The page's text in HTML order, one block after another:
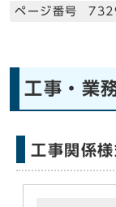
ページ番号
工事・業
工事関係